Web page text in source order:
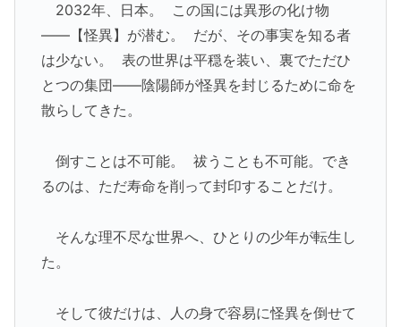
2032年、日本。 この国には異形の化け物
――【怪異】が潜む。 だが、その事実を知る者
は少ない。 表の世界は平穏を装い、裏でただひ
とつの集団――陰陽師が怪異を封じるために命を
散らしてきた。
倒すことは不可能。 祓うことも不可能。でき
るのは、ただ寿命を削って封印することだけ。
そんな理不尽な世界へ、ひとりの少年が転生し
た。
そして彼だけは、人の身で容易に怪異を倒せて